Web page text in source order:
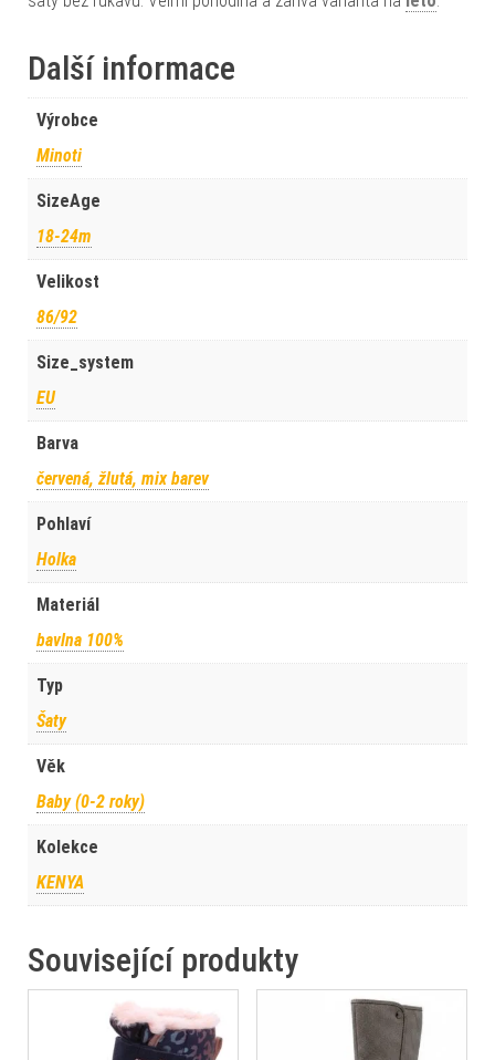
Další informace
Výrobce
Minoti
SizeAge
18-24m
Velikost
86/92
Size_system
EU
Barva
červená, žlutá, mix barev
Pohlaví
Holka
Materiál
bavlna 100%
Typ
Šaty
Věk
Baby (0-2 roky)
Kolekce
KENYA
Související produkty